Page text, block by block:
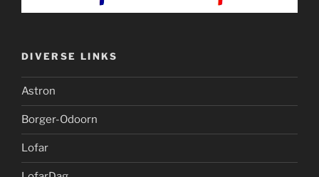
DIVERSE LINKS
Astron
Borger-Odoorn
Lofar